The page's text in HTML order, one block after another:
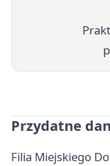
Przydatne
Filia Miejskiego